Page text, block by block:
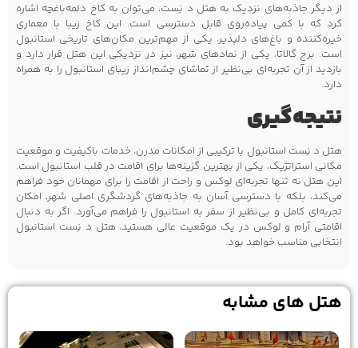
از دیگر جاذبه‌های نزدیک به هتل د نِست، می‌توان به کاخ دلمه‌باغچه اشاره
کرد که با کمی پیاده‌روی قابل دسترسی است. این کاخ زیبا با معماری
خیره‌کننده و باغ‌های دلپذیر، یکی از مهم‌ترین مکان‌های تاریخی استانبول
است. برج گالاتا، یکی از نمادهای شهر، نیز در نزدیکی این هتل قرار دارد و
بازدید از آن تجربه‌ای بی‌نظیر از تماشای چشم‌انداز زیبای استانبول را به همراه
دارد.
نتیجه‌گیری
هتل د نِست استانبول با ترکیبی از امکانات مدرن، خدمات باکیفیت و موقعیت
مکانی استراتژیک، یکی از بهترین گزینه‌ها برای اقامت در قلب استانبول است.
این هتل نه تنها تجربه‌ای لوکس و راحت از اقامت را برای مهمانان خود فراهم
می‌کند، بلکه با دسترسی آسان به جاذبه‌های گردشگری اصلی شهر، امکان
تجربه‌ای کامل و بی‌نظیر از سفر به استانبول را فراهم می‌آورد. اگر به دنبال
اقامتی آرام و لوکس در یک موقعیت عالی هستید، هتل د نِست استانبول
انتخابی مناسب خواهد بود.
هتل های مشابه